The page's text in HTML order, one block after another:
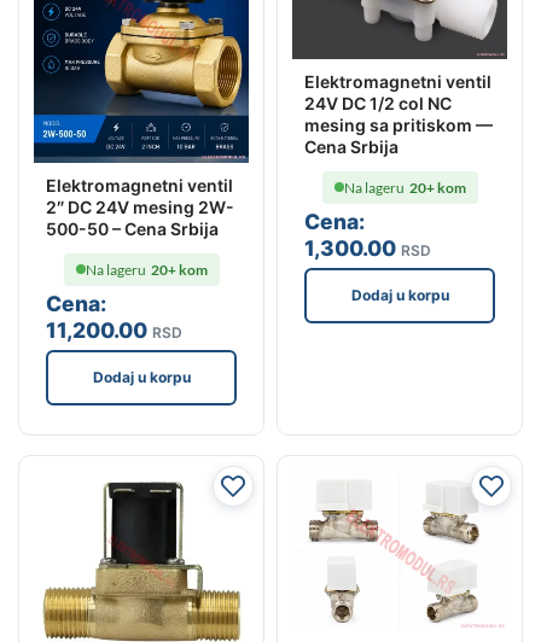
Elektromagnetni ventil
2″ DC 24V mesing 2W-
500-50 – Cena Srbija
Cena:
11,200.00 RSD
Na lageru 20+ kom
Dodaj u korpu
Elektromagnetni ventil
24V DC 1/2 col NC
mesing sa pritiskom —
Cena Srbija
Cena:
1,300.00 RSD
Na lageru 20+ kom
Dodaj u korpu